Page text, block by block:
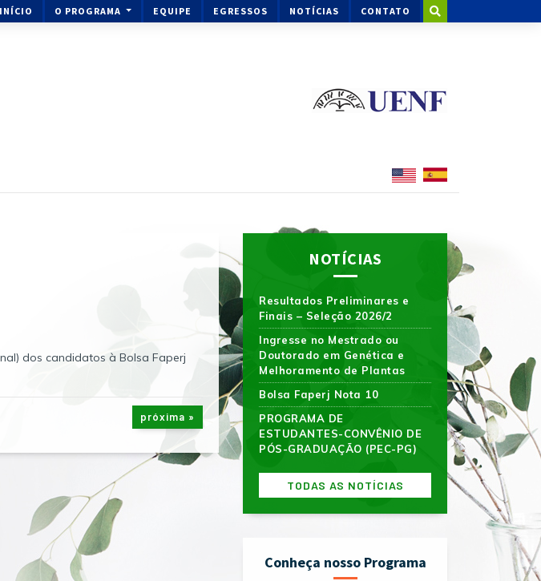
INÍCIO O PROGRAMA EQUIPE EGRESSOS NOTÍCIAS CONTATO
dos candidatos à Bolsa Faperj
próxima »
NOTÍCIAS
Resultados Preliminares e
Finais – Seleção 2026/2
Ingresse no Mestrado ou
Doutorado em Genética e
Melhoramento de Plantas
Bolsa Faperj Nota 10
PROGRAMA DE
ESTUDANTES-CONVÊNIO DE
PÓS-GRADUAÇÃO (PEC-PG)
TODAS AS NOTÍCIAS
Conheça nosso Programa